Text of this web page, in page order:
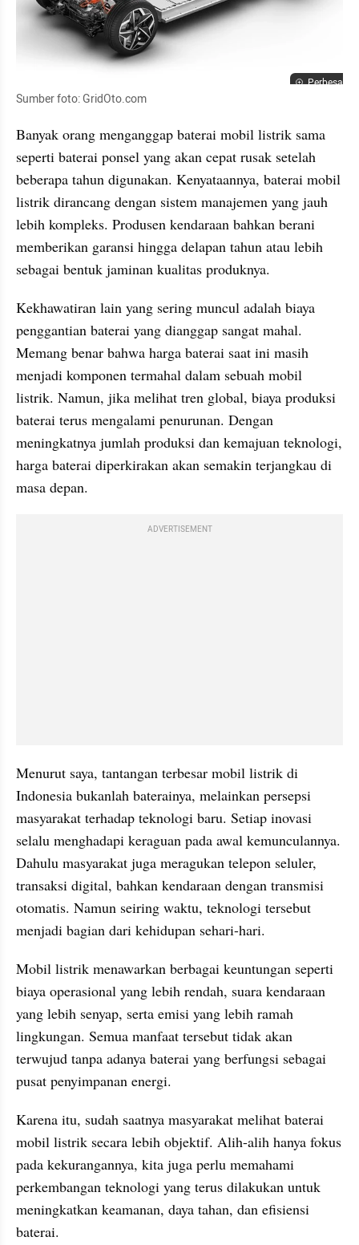
Perbesar
Sumber foto: GridOto.com
Banyak orang menganggap baterai mobil listrik sama
seperti baterai ponsel yang akan cepat rusak setelah
beberapa tahun digunakan. Kenyataannya, baterai mobil
listrik dirancang dengan sistem manajemen yang jauh
lebih kompleks. Produsen kendaraan bahkan berani
memberikan garansi hingga delapan tahun atau lebih
sebagai bentuk jaminan kualitas produknya.
Kekhawatiran lain yang sering muncul adalah biaya
penggantian baterai yang dianggap sangat mahal.
Memang benar bahwa harga baterai saat ini masih
menjadi komponen termahal dalam sebuah mobil
listrik. Namun, jika melihat tren global, biaya produksi
baterai terus mengalami penurunan. Dengan
meningkatnya jumlah produksi dan kemajuan teknologi,
harga baterai diperkirakan akan semakin terjangkau di
masa depan.
ADVERTISEMENT
Menurut saya, tantangan terbesar mobil listrik di
Indonesia bukanlah baterainya, melainkan persepsi
masyarakat terhadap teknologi baru. Setiap inovasi
selalu menghadapi keraguan pada awal kemunculannya.
Dahulu masyarakat juga meragukan telepon seluler,
transaksi digital, bahkan kendaraan dengan transmisi
otomatis. Namun seiring waktu, teknologi tersebut
menjadi bagian dari kehidupan sehari-hari.
Mobil listrik menawarkan berbagai keuntungan seperti
biaya operasional yang lebih rendah, suara kendaraan
yang lebih senyap, serta emisi yang lebih ramah
lingkungan. Semua manfaat tersebut tidak akan
terwujud tanpa adanya baterai yang berfungsi sebagai
pusat penyimpanan energi.
Karena itu, sudah saatnya masyarakat melihat baterai
mobil listrik secara lebih objektif. Alih-alih hanya fokus
pada kekurangannya, kita juga perlu memahami
perkembangan teknologi yang terus dilakukan untuk
meningkatkan keamanan, daya tahan, dan efisiensi
baterai.